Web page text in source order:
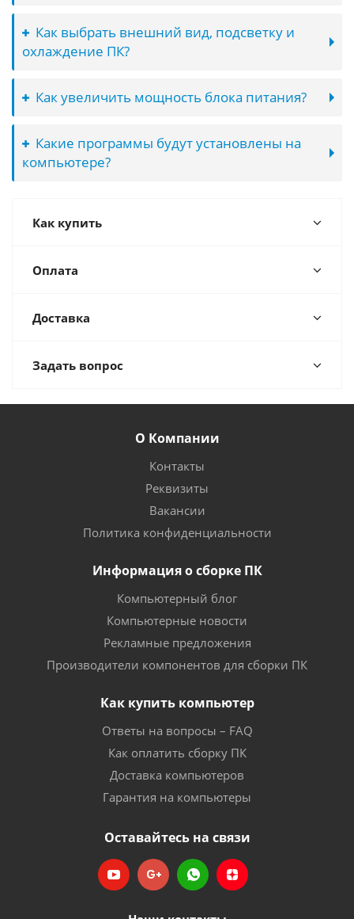
Как выбрать внешний вид, подсветку и
охлаждение ПК?
Как увеличить мощность блока питания?
Какие программы будут установлены на
компьютере?
Как купить
Оплата
Доставка
Задать вопрос
О Компании
Контакты
Реквизиты
Вакансии
Политика конфиденциальности
Информация о сборке ПК
Компьютерный блог
Компьютерные новости
Рекламные предложения
Производители компонентов для сборки ПК
Как купить компьютер
Ответы на вопросы – FAQ
Как оплатить сборку ПК
Доставка компьютеров
Гарантия на компьютеры
Оставайтесь на связи